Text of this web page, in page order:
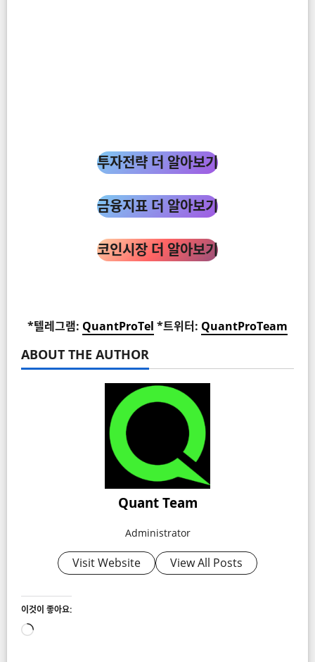
투자전략 더 알아보기
금융지표 더 알아보기
코인시장 더 알아보기
*텔레그램: QuantProTel *트위터: QuantProTeam
ABOUT THE AUTHOR
Quant Team
Administrator
Visit Website View All Posts
이것이 좋아요:
로